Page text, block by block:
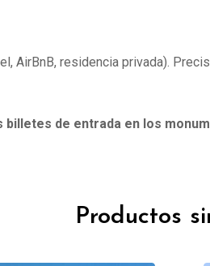
AirBnB, residencia privada).
de entrada en los
Productos